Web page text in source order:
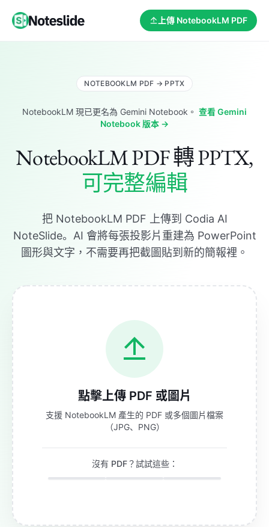
上傳 NotebookLM PDF
NOTEBOOKLM PDF → PPTX
NotebookLM 現已更名為 Gemini Notebook。 查看 Gemini
Notebook 版本 →
NotebookLM PDF 轉 PPTX,
可完整編輯
把 NotebookLM PDF 上傳到 Codia AI
NoteSlide。AI 會將每張投影片重建為 PowerPoint
圖形與文字，不需要再把截圖貼到新的簡報裡。
點擊上傳 PDF 或圖片
支援 NotebookLM 產生的 PDF 或多個圖片檔案
（JPG、PNG）
沒有 PDF？試試這些：